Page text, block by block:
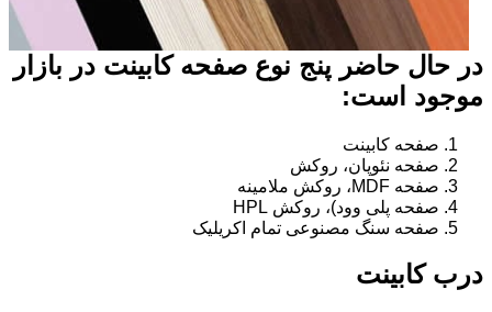
در حال حاضر پنج نوع صفحه کابینت در بازار
موجود است:
صفحه کابینت
صفحه نئوپان، روکش
صفحه MDF، روکش ملامینه
صفحه پلی وود)، روکش HPL
صفحه سنگ مصنوعی تمام اکریلیک
درب کابینت